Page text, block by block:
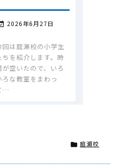
2026年6月27日
回は庭瀬校の小学生
ちを紹介します。時
が空いたので、いろ
ろな教室をまわっ
…
 庭瀬校